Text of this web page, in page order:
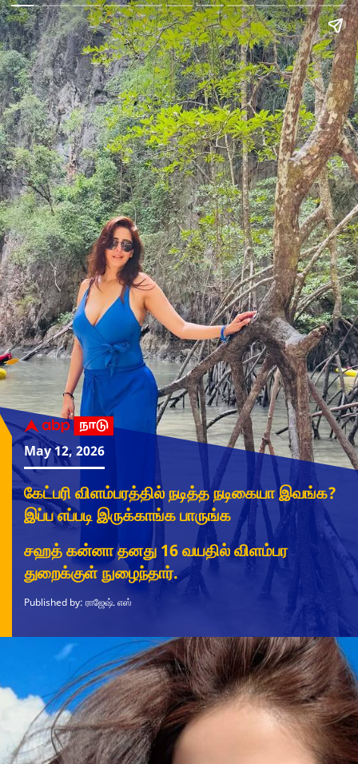
May 12, 2026
கேட்பரி விளம்பரத்தில் நடித்த நடிகையா இவங்க?
இப்ப எப்படி இருக்காங்க பாருங்க
சஹத் கன்னா தனது 16 வயதில் விளம்பர
துறைக்குள் நுழைந்தார்.
Published by: ராஜேஷ். எஸ்